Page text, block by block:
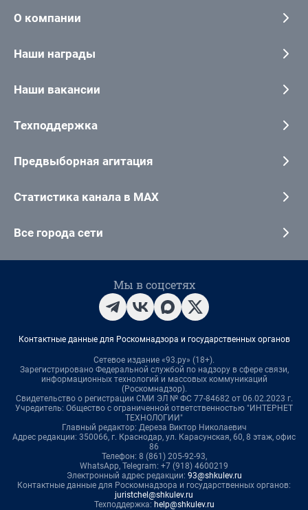
О компании
Наши награды
Наши вакансии
Техподдержка
Предвыборная агитация
Статистика канала в MAX
Все города сети
Мы в соцсетях
Контактные данные для Роскомнадзора и государственных органов
Сетевое издание «93.ру» (18+).
Зарегистрировано Федеральной службой по надзору в сфере связи,
информационных технологий и массовых коммуникаций
(Роскомнадзор).
Свидетельство о регистрации СМИ ЭЛ № ФС 77-84682 от 06.02.2023 г.
Учредитель: Общество с ограниченной ответственностью "ИНТЕРНЕТ
ТЕХНОЛОГИИ"
Главный редактор: Дереза Виктор Николаевич
Адрес редакции: 350066, г. Краснодар, ул. Карасунская, 60, 8 этаж, офис
86
Телефон: 8 (861) 205-92-93,
WhatsApp, Telegram: +7 (918) 4600219
Электронный адрес редакции: 93@shkulev.ru
Контактные данные для Роскомнадзора и государственных органов:
juristchel@shkulev.ru
Техподдержка: help@shkulev.ru